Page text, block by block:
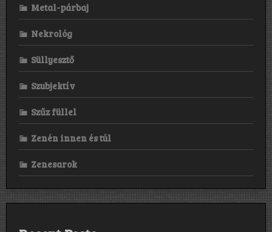
Metal-párbaj
Nekrológ
Süllyesztő
Szubjektív
Szűz füllel
Zenén innen és túl
Zenesarok